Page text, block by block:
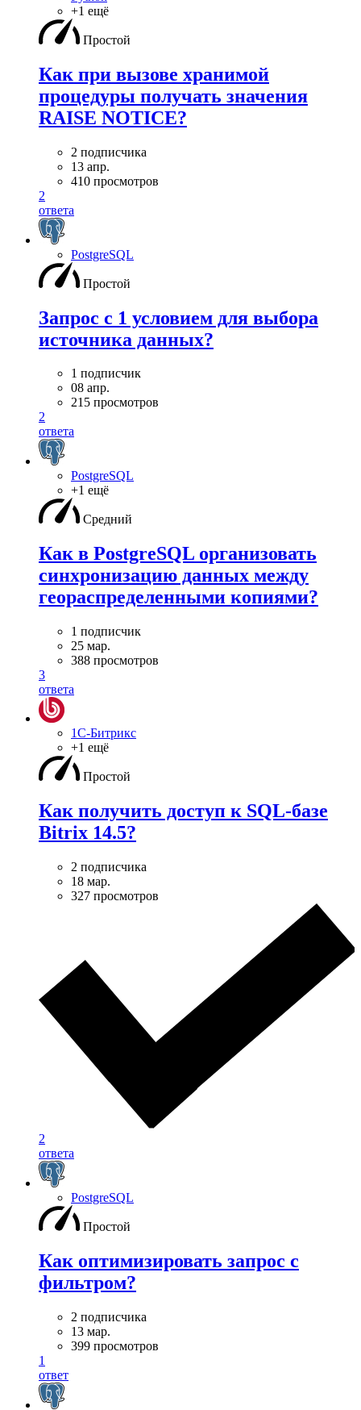
+1 ещё
Простой
Как при вызове хранимой
процедуры получать значения
RAISE NOTICE?
2 подписчика
13 апр.
410 просмотров
2
ответа
PostgreSQL
Простой
Запрос с 1 условием для выбора
источника данных?
1 подписчик
08 апр.
215 просмотров
2
ответа
PostgreSQL
+1 ещё
Средний
Как в PostgreSQL организовать
синхронизацию данных между
геораспределенными копиями?
1 подписчик
25 мар.
388 просмотров
3
ответа
1С-Битрикс
+1 ещё
Простой
Как получить доступ к SQL-базе
Bitrix 14.5?
2 подписчика
18 мар.
327 просмотров
2
ответа
PostgreSQL
Простой
Как оптимизировать запрос с
фильтром?
2 подписчика
13 мар.
399 просмотров
1
ответ